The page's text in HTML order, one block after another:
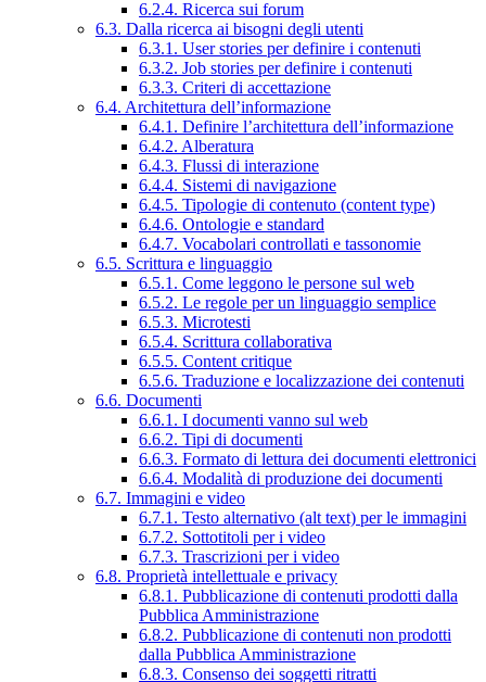
6.2.4. Ricerca sui forum
6.3. Dalla ricerca ai bisogni degli utenti
6.3.1. User stories per definire i contenuti
6.3.2. Job stories per definire i contenuti
6.3.3. Criteri di accettazione
6.4. Architettura dell’informazione
6.4.1. Definire l’architettura dell’informazione
6.4.2. Alberatura
6.4.3. Flussi di interazione
6.4.4. Sistemi di navigazione
6.4.5. Tipologie di contenuto (content type)
6.4.6. Ontologie e standard
6.4.7. Vocabolari controllati e tassonomie
6.5. Scrittura e linguaggio
6.5.1. Come leggono le persone sul web
6.5.2. Le regole per un linguaggio semplice
6.5.3. Microtesti
6.5.4. Scrittura collaborativa
6.5.5. Content critique
6.5.6. Traduzione e localizzazione dei contenuti
6.6. Documenti
6.6.1. I documenti vanno sul web
6.6.2. Tipi di documenti
6.6.3. Formato di lettura dei documenti elettronici
6.6.4. Modalità di produzione dei documenti
6.7. Immagini e video
6.7.1. Testo alternativo (alt text) per le immagini
6.7.2. Sottotitoli per i video
6.7.3. Trascrizioni per i video
6.8. Proprietà intellettuale e privacy
6.8.1. Pubblicazione di contenuti prodotti dalla
Pubblica Amministrazione
6.8.2. Pubblicazione di contenuti non prodotti
dalla Pubblica Amministrazione
6.8.3. Consenso dei soggetti ritratti